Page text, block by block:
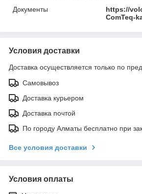
Документы
https://
ComTeq-
Условия доставки
Доставка осуществляется только по
Самовывоз
Доставка курьером
Доставка почтой
По городу Алматы бесплатно при
Все условия доставки
Условия оплаты